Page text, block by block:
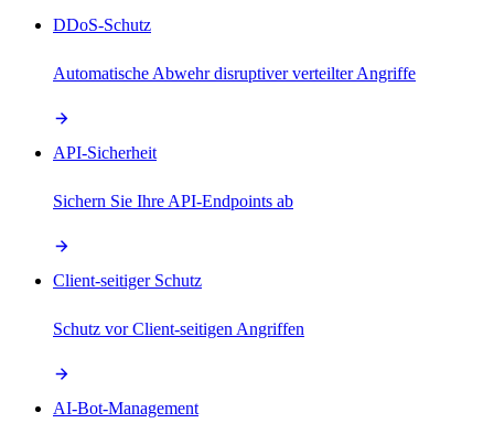
DDoS-Schutz
Automatische Abwehr disruptiver verteilter Angriffe
API-Sicherheit
Sichern Sie Ihre API-Endpoints ab
Client-seitiger Schutz
Schutz vor Client-seitigen Angriffen
AI-Bot-Management